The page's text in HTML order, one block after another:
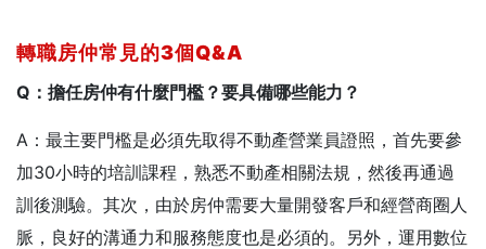
轉職房仲常見的3個Q&A
Q ：擔任房仲有什麼門檻？要具備哪些能力？
A：最主要門檻是必須先取得不動產營業員證照，首先要參
加30小時的培訓課程，熟悉不動產相關法規，然後再通過
訓後測驗。其次，由於房仲需要大量開發客戶和經營商圈人
脈，良好的溝通力和服務態度也是必須的。另外，運用數位